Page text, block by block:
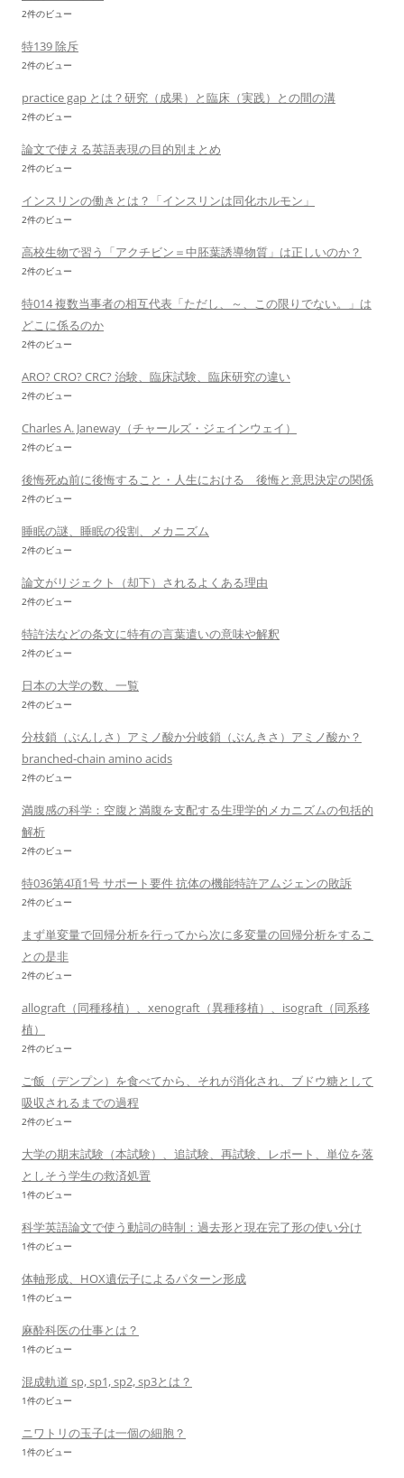
2件のビュー
特139 除斥
2件のビュー
practice gap とは？研究（成果）と臨床（実践）との間の溝
2件のビュー
論文で使える英語表現の目的別まとめ
2件のビュー
インスリンの働きとは？「インスリンは同化ホルモン」
2件のビュー
高校生物で習う「アクチビン＝中胚葉誘導物質」は正しいのか？
2件のビュー
特014 複数当事者の相互代表「ただし、～、この限りでない。」は
どこに係るのか
2件のビュー
ARO? CRO? CRC? 治験、臨床試験、臨床研究の違い
2件のビュー
Charles A. Janeway（チャールズ・ジェインウェイ）
2件のビュー
後悔死ぬ前に後悔すること・人生における 後悔と意思決定の関係
2件のビュー
睡眠の謎、睡眠の役割、メカニズム
2件のビュー
論文がリジェクト（却下）されるよくある理由
2件のビュー
特許法などの条文に特有の言葉遣いの意味や解釈
2件のビュー
日本の大学の数、一覧
2件のビュー
分枝鎖（ぶんしさ）アミノ酸か分岐鎖（ぶんきさ）アミノ酸か？
branched-chain amino acids
2件のビュー
満腹感の科学：空腹と満腹を支配する生理学的メカニズムの包括的
解析
2件のビュー
特036第4項1号 サポート要件 抗体の機能特許アムジェンの敗訴
2件のビュー
まず単変量で回帰分析を行ってから次に多変量の回帰分析をするこ
との是非
2件のビュー
allograft（同種移植）、xenograft（異種移植）、isograft（同系移
植）
2件のビュー
ご飯（デンプン）を食べてから、それが消化され、ブドウ糖として
吸収されるまでの過程
2件のビュー
大学の期末試験（本試験）、追試験、再試験、レポート、単位を落
としそう学生の救済処置
1件のビュー
科学英語論文で使う動詞の時制：過去形と現在完了形の使い分け
1件のビュー
体軸形成、HOX遺伝子によるパターン形成
1件のビュー
麻酔科医の仕事とは？
1件のビュー
混成軌道 sp, sp1, sp2, sp3とは？
1件のビュー
ニワトリの玉子は一個の細胞？
1件のビュー